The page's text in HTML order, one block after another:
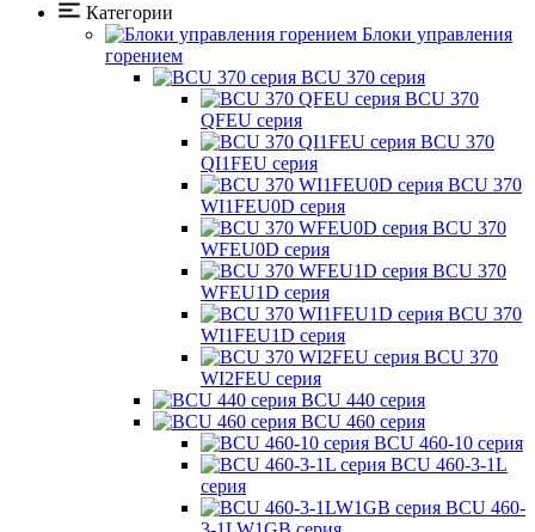
Категории
Блоки управления
горением
BCU 370 серия
BCU 370
QFEU серия
BCU 370
QI1FEU серия
BCU 370
WI1FEU0D серия
BCU 370
WFEU0D серия
BCU 370
WFEU1D серия
BCU 370
WI1FEU1D серия
BCU 370
WI2FEU серия
BCU 440 серия
BCU 460 серия
BCU 460-10 серия
BCU 460-3-1L
серия
BCU 460-